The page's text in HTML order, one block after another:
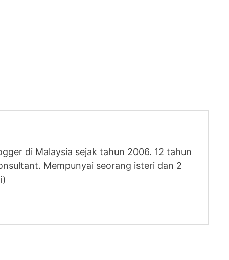
di Malaysia sejak tahun 2006. 12 tahun
Mempunyai seorang isteri dan 2